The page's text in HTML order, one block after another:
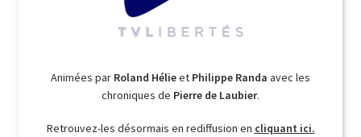
Animées par Roland Hélieet Philippe Randa avec les
chroniques de Pierre de Laubier.
Retrouvez-les désormais en rediffusion en cliquant ici.